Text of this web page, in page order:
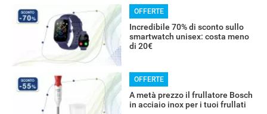
RECENSIONI
OFFERTE
Incredibile 70% di sconto sullo
smartwatch unisex: costa meno
di 20€
OFFERTE
A metà prezzo il frullatore Bosch
in acciaio inox per i tuoi frullati